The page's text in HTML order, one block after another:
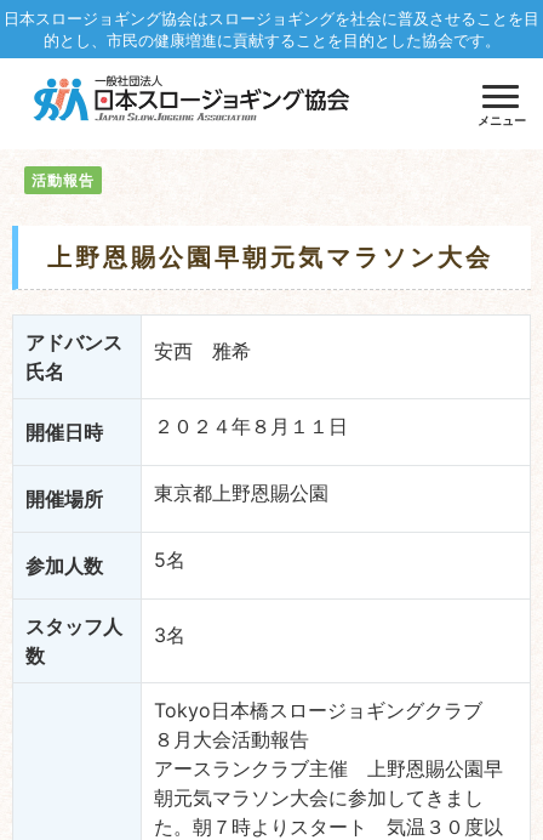
日本スロージョギング協会はスロージョギングを社会に普及させることを目
的とし、市民の健康増進に貢献することを目的とした協会です。
メニュー
活動報告
上野恩賜公園早朝元気マラソン大会
アドバンス
氏名
安西 雅希
開催日時 ２０２４年８月１１日
開催場所 東京都上野恩賜公園
参加人数 5名
スタッフ人
数
3名
Tokyo日本橋スロージョギングクラブ
８月大会活動報告
アースランクラブ主催 上野恩賜公園早
朝元気マラソン大会に参加してきまし
た。朝７時よりスタート 気温３０度以